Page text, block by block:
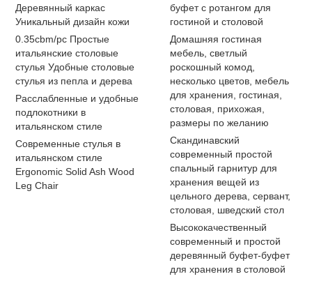
Деревянный каркас
Уникальный дизайн кожи
0.35cbm/pc Простые
итальянские столовые
стулья Удобные столовые
стулья из пепла и дерева
Расслабленные и удобные
подлокотники в
итальянском стиле
Современные стулья в
итальянском стиле
Ergonomic Solid Ash Wood
Leg Chair
буфет с ротангом для
гостиной и столовой
Домашняя гостиная
мебель, светлый
роскошный комод,
несколько цветов, мебель
для хранения, гостиная,
столовая, прихожая,
размеры по желанию
Скандинавский
современный простой
спальный гарнитур для
хранения вещей из
цельного дерева, сервант,
столовая, шведский стол
Высококачественный
современный и простой
деревянный буфет-буфет
для хранения в столовой